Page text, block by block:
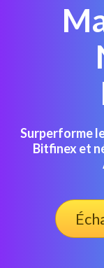
Surperforme
Bitfinex et